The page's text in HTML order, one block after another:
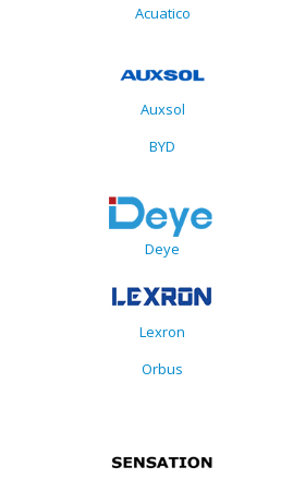
Acuatico
Auxsol
BYD
Deye
Lexron
Orbus